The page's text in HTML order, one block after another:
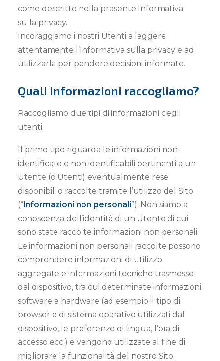
come descritto nella presente Informativa
sulla privacy.
Incoraggiamo i nostri Utenti a leggere
attentamente l’Informativa sulla privacy e ad
utilizzarla per pendere decisioni informate.
Quali informazioni raccogliamo?
Raccogliamo due tipi di informazioni degli
utenti.
Il primo tipo riguarda le informazioni non
identificate e non identificabili pertinenti a un
Utente (o Utenti) eventualmente rese
disponibili o raccolte tramite l’utilizzo del Sito
(“Informazioni non personali”). Non siamo a
conoscenza dell’identità di un Utente di cui
sono state raccolte informazioni non personali.
Le informazioni non personali raccolte possono
comprendere informazioni di utilizzo
aggregate e informazioni tecniche trasmesse
dal dispositivo, tra cui determinate informazioni
software e hardware (ad esempio il tipo di
browser e di sistema operativo utilizzati dal
dispositivo, le preferenze di lingua, l’ora di
accesso ecc.) e vengono utilizzate al fine di
migliorare la funzionalità del nostro Sito.